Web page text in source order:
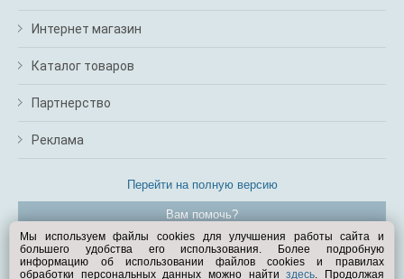
Интернет магазин
Каталог товаров
Партнерство
Реклама
Перейти на полную версию
Вам помочь?
© Exist.ru 1998—2026
Мы используем файлы cookies для улучшения работы сайта и
большего удобства его использования. Более подробную
информацию об использовании файлов cookies и правилах
обработки персональных данных можно найтиздесь. Продолжая